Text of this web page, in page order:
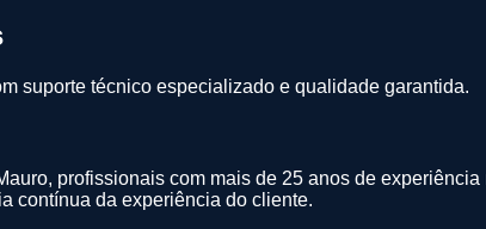
suporte técnico especializado e qualidade garantida.
profissionais com mais de 25 anos de
contínua da experiência do cliente.